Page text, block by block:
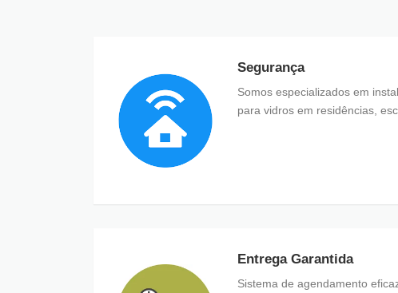
Segurança
Somos especializados em
para vidros em residências,
Entrega Garantida
Sistema de agendamento